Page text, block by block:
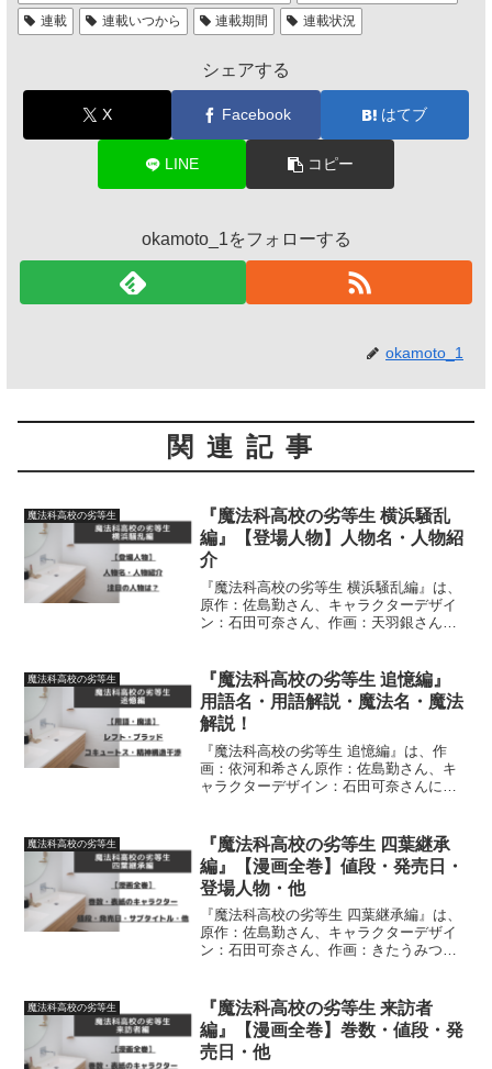
連載
連載いつから 連載期間 連載状況
シェアする
X Facebook はてブ
LINE コピー
okamoto_1をフォローする
okamoto_1
関連記事
魔法科高校の劣等生
『魔法科高校の劣等生 横浜騒乱
編』【登場人物】人物名・人物紹
介
『魔法科高校の劣等生 横浜騒乱編』は、
原作：佐島勤さん、キャラクターデザイ
ン：石田可奈さん、作画：天羽銀さんに
魔法科高校の劣等生
『魔法科高校の劣等生 追憶編』
用語名・用語解説・魔法名・魔法
解説！
『魔法科高校の劣等生 追憶編』は、作
画：依河和希さん原作：佐島勤さん、キ
ャラクターデザイン：石田可奈さんによ
法解説】について詳しく紹介しています
魔法科高校の劣等生
『魔法科高校の劣等生 四葉継承
編』【漫画全巻】値段・発売日・
登場人物・他
『魔法科高校の劣等生 四葉継承編』は、
原作：佐島勤さん、キャラクターデザイ
ン：石田可奈さん、作画：きたうみつな
本）巻数・表紙のキャラクター・値段・
発売日・サブタイトル・登...
魔法科高校の劣等生
『魔法科高校の劣等生 来訪者
編』【漫画全巻】巻数・値段・発
売日・他